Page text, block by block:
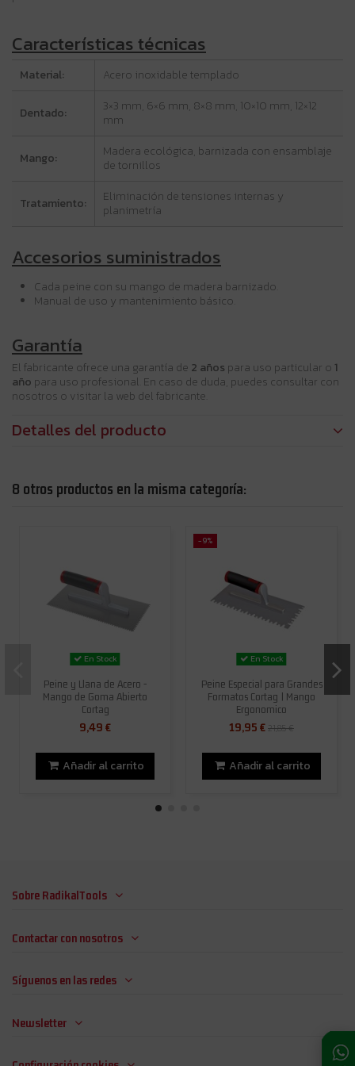
Características técnicas
Material: Acero inoxidable templado
Dentado:
3×3 mm, 6×6 mm, 8×8 mm, 10×10 mm, 12×12
mm
Mango:
Madera ecológica, barnizada con ensamblaje
de tornillos
Tratamiento:
Eliminación de tensiones internas y
planimetría
Accesorios suministrados
Cada peine con su mango de madera barnizado.
Manual de uso y mantenimiento básico.
Garantía
El fabricante ofrece una garantía de 2 años para uso particular o 1
año para uso profesional. En caso de duda, puedes consultar con
nosotros o visitar la web del fabricante.
Detalles del producto
8 otros productos en la misma categoría:
En Stock
Peine y Llana de Acero -
Mango de Goma Abierto
Cortag
9,49 €
Añadir al carrito
-9%
En Stock
Peine Especial para Grandes
Formatos Cortag | Mango
Ergonomico
19,95 €21,85 €
Añadir al carrito
Sobre RadikalTools
Contactar con nosotros
Síguenos en las redes
Newsletter